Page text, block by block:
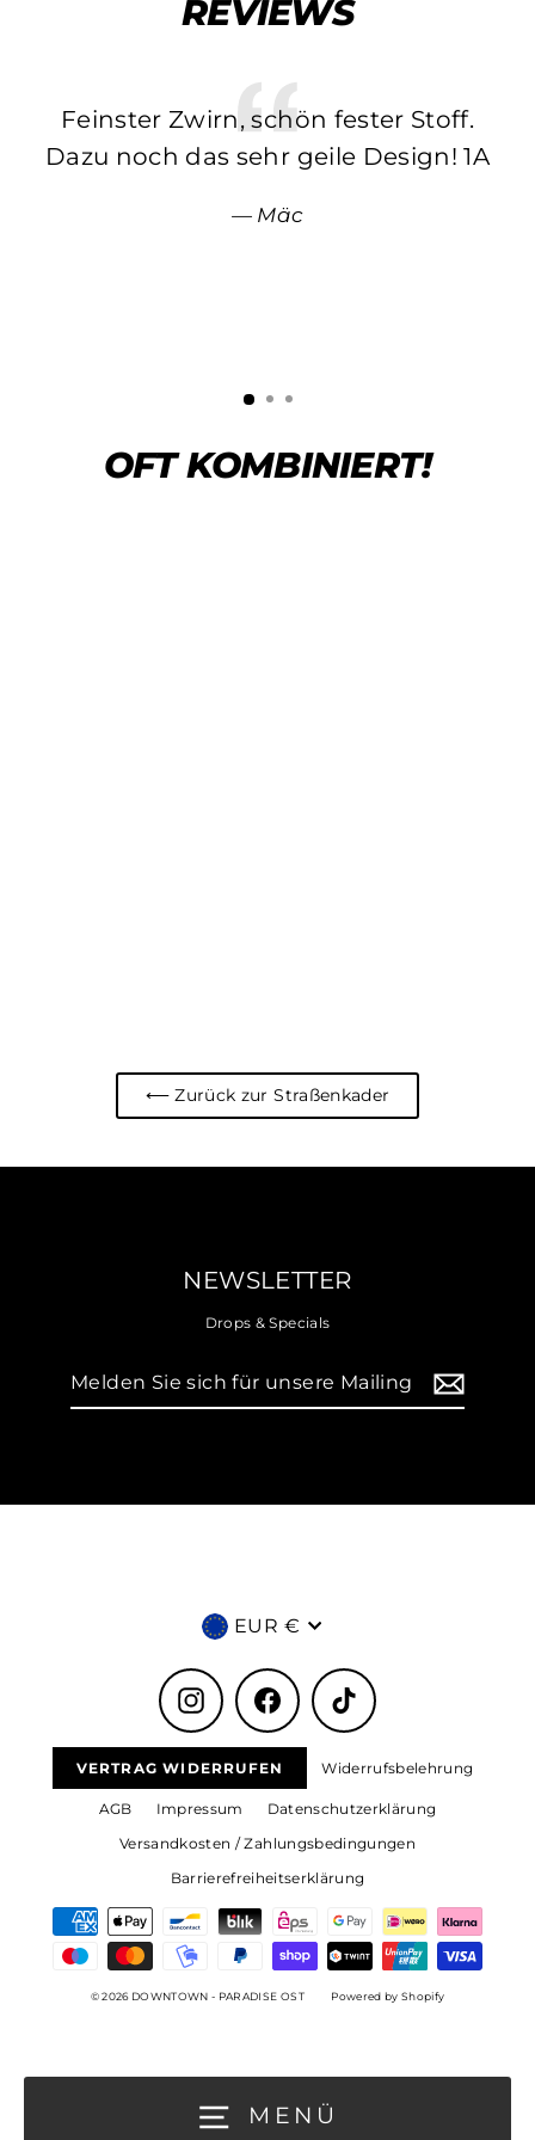
MENÜ
REVIEWS
Feinster Zwirn, schön fester Stoff.
Dazu noch das sehr geile Design! 1A
Mäc
OFT KOMBINIERT!
⟵ Zurück zur Straßenkader
NEWSLETTER
Drops & Specials
an
Währung
EUR €
Instagram Facebook TikTok
VERTRAG WIDERRUFEN Widerrufsbelehrung
AGB Impressum
Datenschutzerklärung
Versandkosten / Zahlungsbedingungen
Barrierefreiheitserklärung
© 2026 DOWNTOWN - PARADISE OST Powered by Shopify